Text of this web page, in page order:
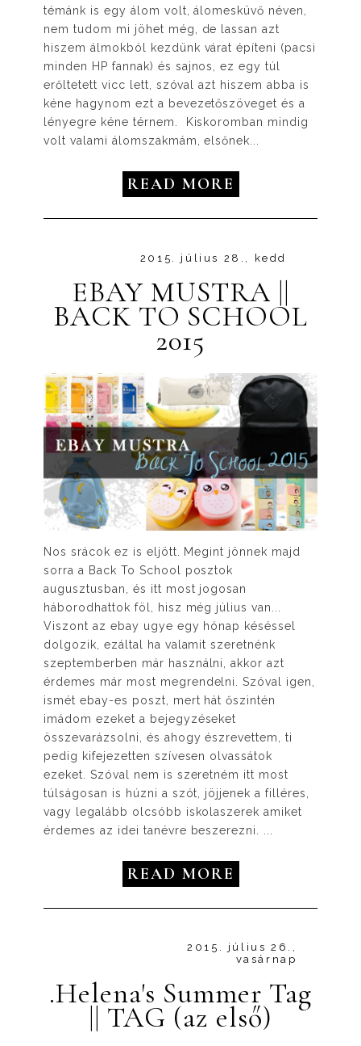
témánk is egy álom volt, álomesküvő néven,
nem tudom mi jöhet még, de lassan azt
hiszem álmokból kezdünk várat építeni (pacsi
minden HP fannak) és sajnos, ez egy túl
erőltetett vicc lett, szóval azt hiszem abba is
kéne hagynom ezt a bevezetőszöveget és a
lényegre kéne térnem. Kiskoromban mindig
volt valami álomszakmám, elsőnek...
READ MORE
2015. július 28., kedd
EBAY MUSTRA ||
BACK TO SCHOOL
2015
Nos srácok ez is eljött. Megint jönnek majd
sorra a Back To School posztok
augusztusban, és itt most jogosan
háborodhattok föl, hisz még július van...
Viszont az ebay ugye egy hónap késéssel
dolgozik, ezáltal ha valamit szeretnénk
szeptemberben már használni, akkor azt
érdemes már most megrendelni. Szóval igen,
ismét ebay-es poszt, mert hát őszintén
imádom ezeket a bejegyzéseket
összevarázsolni, és ahogy észrevettem, ti
pedig kifejezetten szívesen olvassátok
ezeket. Szóval nem is szeretném itt most
túlságosan is húzni a szót, jöjjenek a filléres,
vagy legalább olcsóbb iskolaszerek amiket
érdemes az idei tanévre beszerezni. ...
READ MORE
2015. július 26.,
vasárnap
.Helena's Summer Tag
|| TAG (az első)